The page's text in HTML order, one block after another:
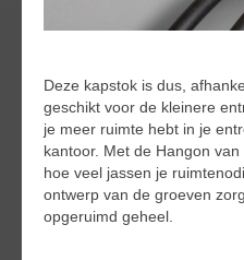
Deze kapstok is dus,
geschikt voor de kleinere
je meer ruimte hebt in je
kantoor. Met de Hangon
hoe veel jassen je
ontwerp van de groeven
opgeruimd geheel.